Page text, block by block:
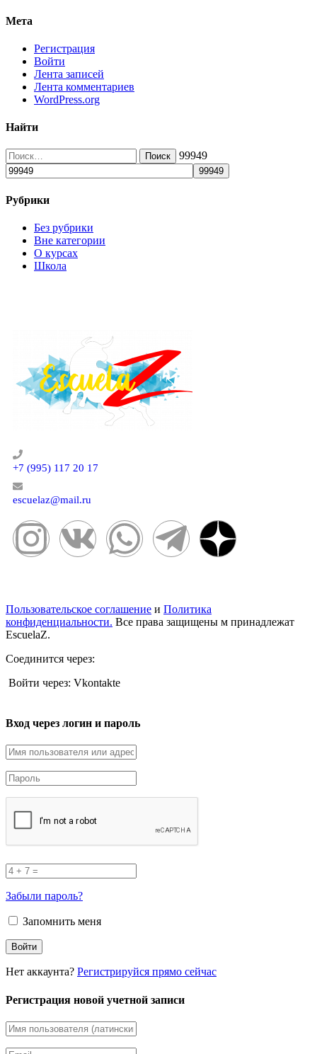
Мета
Регистрация
Войти
Лента записей
Лента комментариев
WordPress.org
Найти
99949
Рубрики
Без рубрики
Вне категории
О курсах
Школа
+7 (995) 117 20 17
escuelaz@mail.ru
Пользовательское соглашение и Политика
конфиденциальности. Все права защищены м принадлежат
EscuelaZ.
Соединится через:
Войти через: Vkontakte
Вход через логин и пароль
Забыли пароль?
Запомнить меня
Нет аккаунта? Регистрируйся прямо сейчас
Регистрация новой учетной записи